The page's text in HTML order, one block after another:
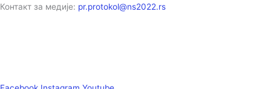
Контакт за медије: pr.protokol@ns2022.rs